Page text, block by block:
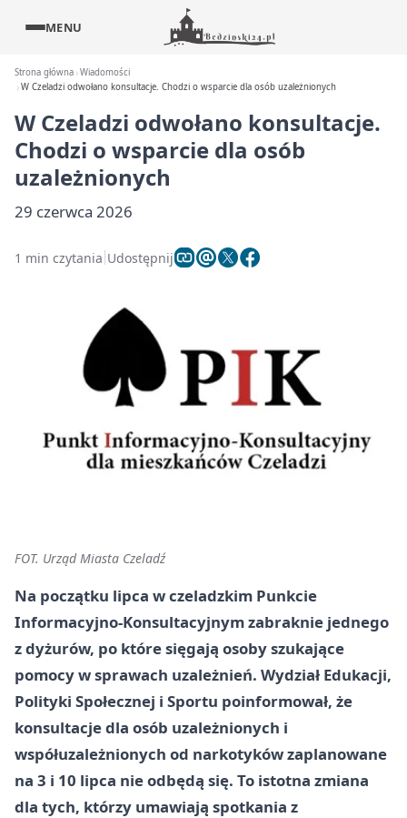
MENU
Strona główna Wiadomości
W Czeladzi odwołano konsultacje. Chodzi o wsparcie dla osób uzależnionych
W Czeladzi odwołano konsultacje.
Chodzi o wsparcie dla osób
uzależnionych
29 czerwca 2026
1 min czytania Udostępnij
FOT. Urząd Miasta Czeladź
Na początku lipca w czeladzkim Punkcie
Informacyjno-Konsultacyjnym zabraknie jednego
z dyżurów, po które sięgają osoby szukające
pomocy w sprawach uzależnień. Wydział Edukacji,
Polityki Społecznej i Sportu poinformował, że
konsultacje dla osób uzależnionych i
współuzależnionych od narkotyków zaplanowane
na 3 i 10 lipca nie odbędą się. To istotna zmiana
dla tych, którzy umawiają spotkania z